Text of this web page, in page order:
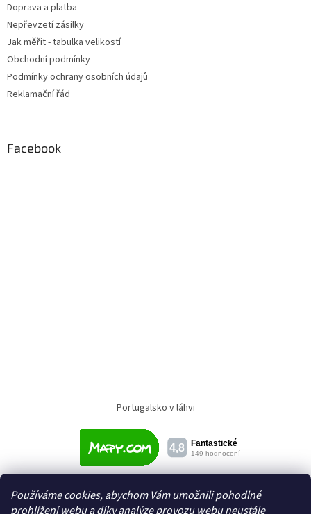
Používáme cookies, abychom Vám umožnili pohodlné
prohlížení webu a díky analýze provozu webu neustále
Doprava a platba
Nepřevzetí zásilky
Jak měřit - tabulka velikostí
Obchodní podmínky
Podmínky ochrany osobních údajů
Reklamační řád
Facebook
Portugalsko v láhvi